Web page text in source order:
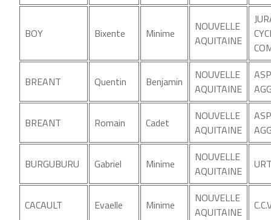
BOY Bixente Minime
NOUVELLE
AQUITAINE
BREANT Quentin Benjamin
NOUVELLE
AQUITAINE
BREANT Romain Cadet
NOUVELLE
AQUITAINE
BURGUBURU Gabriel Minime
NOUVELLE
AQUITAINE
CACAULT Evaelle Minime
NOUVELLE
AQUITAINE